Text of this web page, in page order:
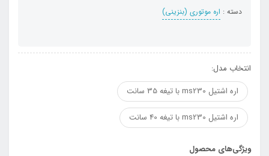
دسته : اره موتوری (بنزینی)
انتخاب مدل:
اره اشتیل ms230 با تیغه 35 سانت
اره اشتیل ms230 با تیغه 40 سانت
ویژگی‌های محصول